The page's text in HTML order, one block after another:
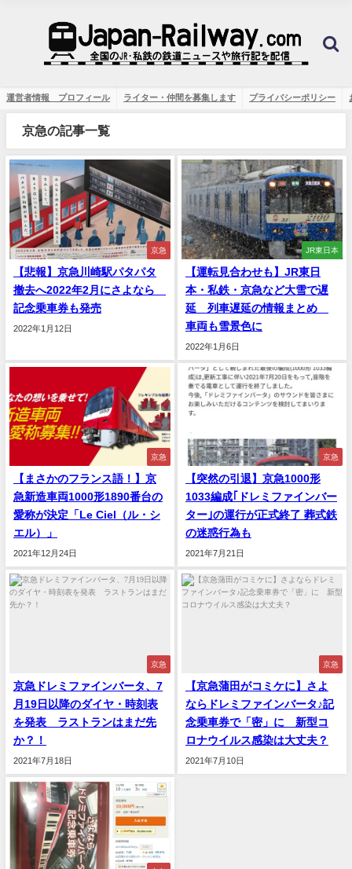
運営者情報 プロフィール ライター・仲間を募集します プライバシーポリシー
京急の記事一覧
京急
【悲報】京急川崎駅パタパタ
撤去へ2022年2月にさよなら
記念乗車券も発売
2022年1月12日
JR東日本
【運転見合わせも】JR東日
本・私鉄・京急など大雪で遅
延 列車遅延の情報まとめ
車両も雪景色に
2022年1月6日
京急
【まさかのフランス語！】京
急新造車両1000形1890番台の
愛称が決定「Le Ciel（ル・シ
エル）」
2021年12月24日
京急
【突然の引退】京急1000形
1033編成｢ドレミファインバー
ター｣の運行が正式終了 葬式鉄
の迷惑行為も
2021年7月21日
京急
京急ドレミファインバータ、7
月19日以降のダイヤ・時刻表
を発表 ラストランはまだ先
か？！
2021年7月18日
京急
【京急蒲田がコミケに】さよ
ならドレミファインバータ♪記
念乗車券で「密」に 新型コ
ロナウイルス感染は大丈夫？
2021年7月10日